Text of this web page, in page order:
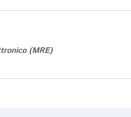
(MRE)